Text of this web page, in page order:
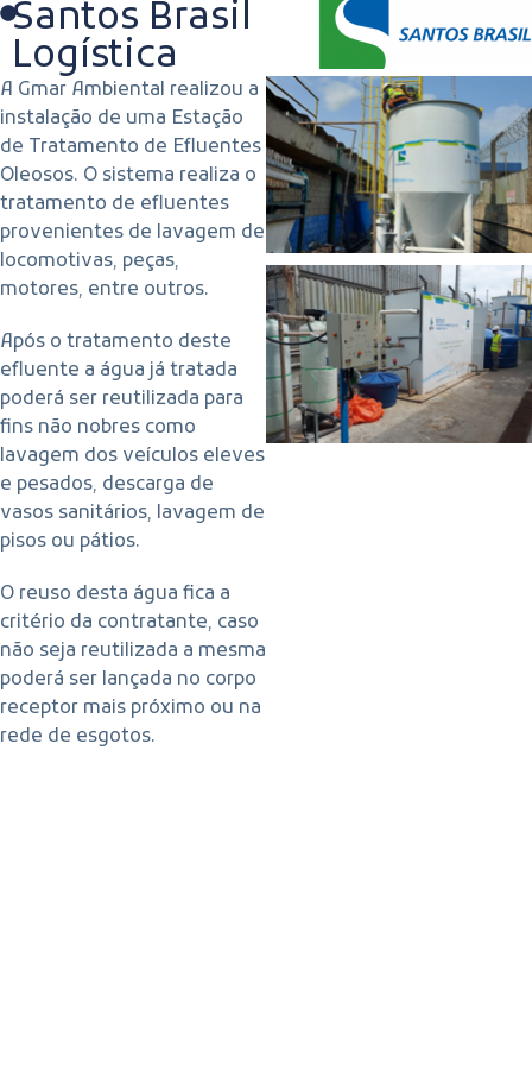
Santos Brasil
Logística
A Gmar Ambiental realizou a
instalação de uma Estação
de Tratamento de Efluentes
Oleosos. O sistema realiza o
tratamento de efluentes
provenientes de lavagem de
locomotivas, peças,
motores, entre outros.
Após o tratamento deste
efluente a água já tratada
poderá ser reutilizada para
fins não nobres como
lavagem dos veículos eleves
e pesados, descarga de
vasos sanitários, lavagem de
pisos ou pátios.
O reuso desta água fica a
critério da contratante, caso
não seja reutilizada a mesma
poderá ser lançada no corpo
receptor mais próximo ou na
rede de esgotos.